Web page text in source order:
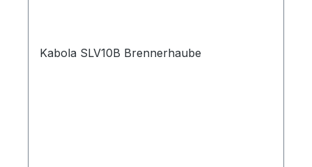
Kabola SLV10B Brennerhaube